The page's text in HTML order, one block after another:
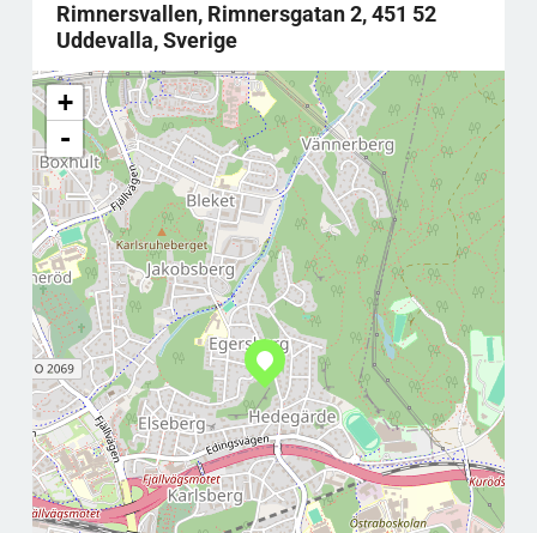
Rimnersvallen, Rimnersgatan 2, 451 52
Uddevalla, Sverige
+
-